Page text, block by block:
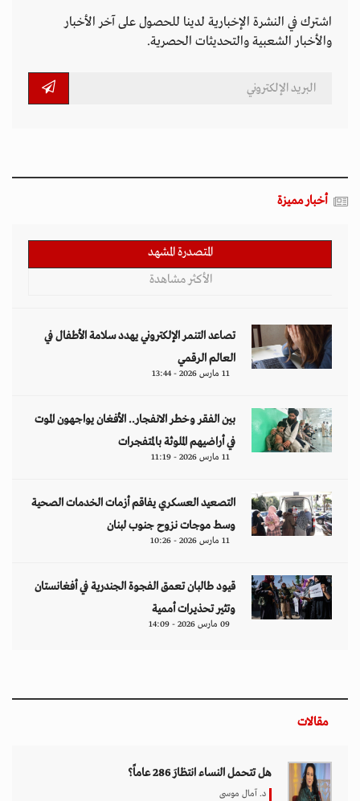
اشترك في النشرة الإخبارية لدينا للحصول على آخر الأخبار
والأخبار الشعبية والتحديثات الحصرية.
أخبار مميزة
المتصدرة المشهد
الأكثر مشاهدة
تصاعد التنمر الإلكتروني يهدد سلامة الأطفال في
العالم الرقمي
11 مارس 2026 - 13:44
بين الفقر وخطر الانفجار.. الأفغان يواجهون الموت
في أراضيهم الملوثة بالمتفجرات
11 مارس 2026 - 11:19
التصعيد العسكري يفاقم أزمات الخدمات الصحية
وسط موجات نزوح جنوب لبنان
11 مارس 2026 - 10:26
قيود طالبان تعمق الفجوة الجندرية في أفغانستان
وتثير تحذيرات أممية
09 مارس 2026 - 14:09
مقالات
هل تتحمل النساء انتظارَ 286 عاماً؟
د. آمال موسى